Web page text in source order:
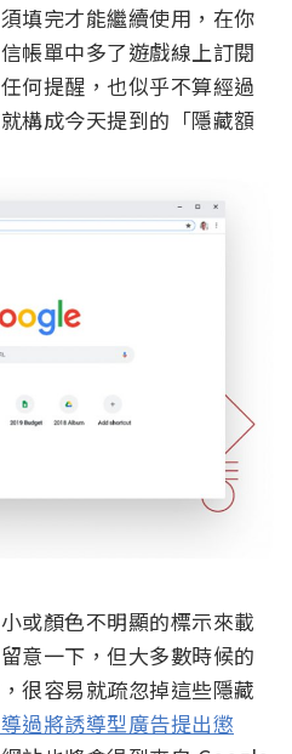
填完才能繼續使用，在你
帳單中多了遊戲線上訂閱
何提醒，也似乎不算經過
構成今天提到的「隱藏額
或顏色不明顯的標示來載
意一下，但大多數時候的
很容易就疏忽掉這些隱藏
過將誘導型廣告提出懲